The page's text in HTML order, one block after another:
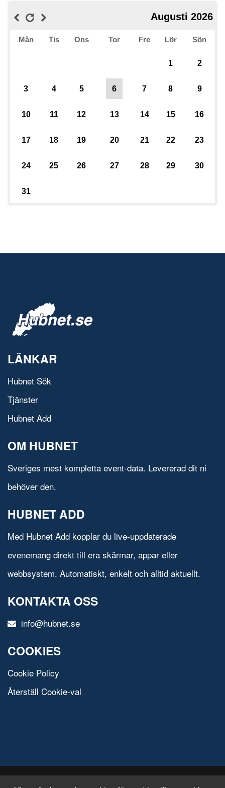
Augusti 2026
Mån Tis Ons Tor Fre Lör Sön
1 2
3 4 5 6 7 8 9
10 11 12 13 14 15 16
17 18 19 20 21 22 23
24 25 26 27 28 29 30
31
LÄNKAR
Hubnet Sök
Tjänster
Hubnet Add
OM HUBNET
Sveriges mest kompletta event-data. Levererad dit ni
behöver den.
HUBNET ADD
Med Hubnet Add kopplar du live-uppdaterade
evenemang direkt till era skärmar, appar eller
webbsystem. Automatiskt, enkelt och alltid aktuellt.
KONTAKTA OSS
info@hubnet.se
COOKIES
Cookie Policy
Återställ Cookie-val